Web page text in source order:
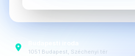
1051 Budapest, Széchenyi tér